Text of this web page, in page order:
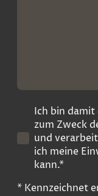
Ich bin damit
zum Zweck
und
ich meine
kann.*
* Kennzeichnet